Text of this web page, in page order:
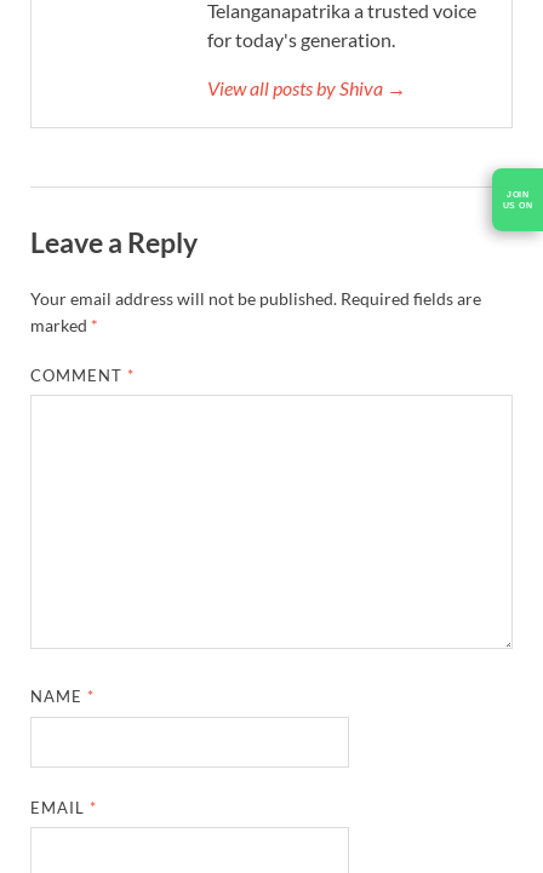
JOIN
US ON
Telanganapatrika a trusted voice
for today's generation.
View all posts by Shiva →
Leave a Reply
Your email address will not be published. Required fields are
marked *
COMMENT *
NAME *
EMAIL *